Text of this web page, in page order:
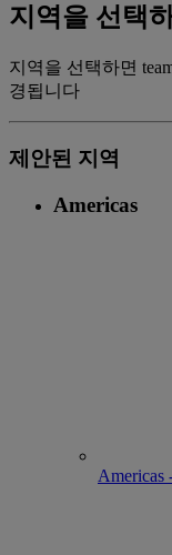
지역을 선택
지역을 선택하면
경됩니다
제안된 지역
Americas
Americas